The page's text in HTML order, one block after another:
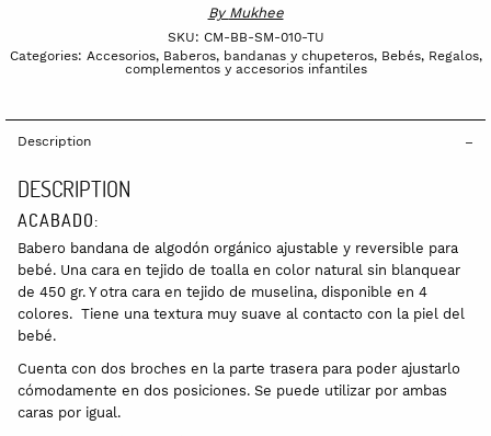
By Mukhee
SKU: CM-BB-SM-010-TU
Categories: Accesorios, Baberos, bandanas y chupeteros, Bebés, Regalos,
complementos y accesorios infantiles
Description
DESCRIPTION
ACABADO:
Babero bandana de algodón orgánico ajustable y reversible para
bebé. Una cara en tejido de toalla en color natural sin blanquear
de 450 gr. Y otra cara en tejido de muselina, disponible en 4
colores. Tiene una textura muy suave al contacto con la piel del
bebé.
Cuenta con dos broches en la parte trasera para poder ajustarlo
cómodamente en dos posiciones. Se puede utilizar por ambas
caras por igual.